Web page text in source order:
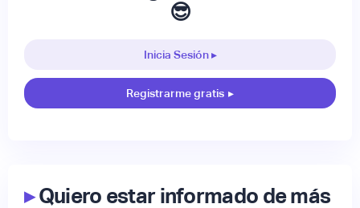
😎
Inicia Sesión ▸
Registrarme gratis ▸
▸Quiero estar informado de más